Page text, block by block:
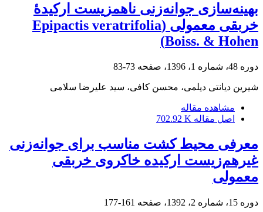
بهینه‌سازی جوانه‌زنی ناهمزیست ارکیدۀ
خربقی معمولی (Epipactis veratrifolia
Boiss. & Hohen)
دوره 48، شماره 1، 1396، صفحه 73-83
شیرین دیانتی دیلمی، محسن کافی، سید علیرضا سلامی
مشاهده مقاله
اصل مقاله 702.92 K
معرفی محیط کشت مناسب برای جوانه‌زنی
غیرهم‌زیست ارکیده خاکروی خربقی
معمولی
دوره 15، شماره 2، 1392، صفحه 161-177